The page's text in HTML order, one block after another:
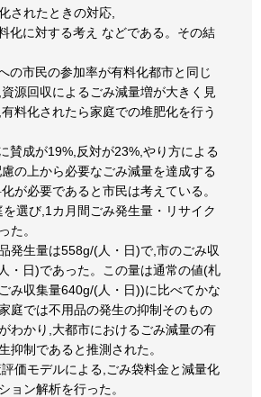
されたときの対応,
化に対する考え などである。その結
の市民の参加率が有料化都市と同じ
源回収によるごみ減量増が大きく見
料化されたら家庭での堆肥化を行う
賛成が19%,反対が23%,やり方による
の上から必要なごみ減量を達成する
が必要であると市民は考えている。
選び,1カ月間ごみ発生量・リサイク
た。
発生量は558g/(人・日)で,市のごみ収
・日)であった。この量は通常の値(札
み収集量640g/(人・日))に比べてかな
庭では不用品の発生の抑制そのもの
わかり,大都市におけるごみ減量の有
抑制であると推測された。
価モデルによる,ごみ袋料金と減量化
ョン解析を行った。